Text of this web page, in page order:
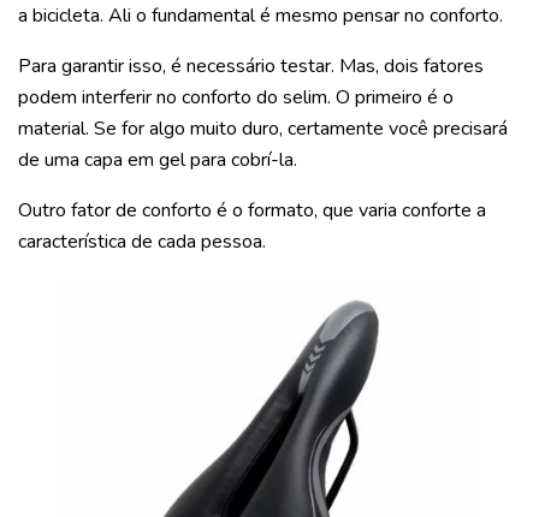
a bicicleta. Ali o fundamental é mesmo pensar no conforto.
Para garantir isso, é necessário testar. Mas, dois fatores
podem interferir no conforto do selim. O primeiro é o
material. Se for algo muito duro, certamente você precisará
de uma capa em gel para cobrí-la.
Outro fator de conforto é o formato, que varia conforte a
característica de cada pessoa.